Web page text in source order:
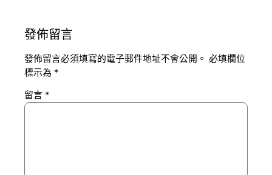
發佈留言
發佈留言必須填寫的電子郵件地址不會公開。 必填欄位
標示為 *
留言 *